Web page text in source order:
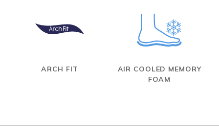
ARCH FIT
AIR COOLED MEMORY
FOAM